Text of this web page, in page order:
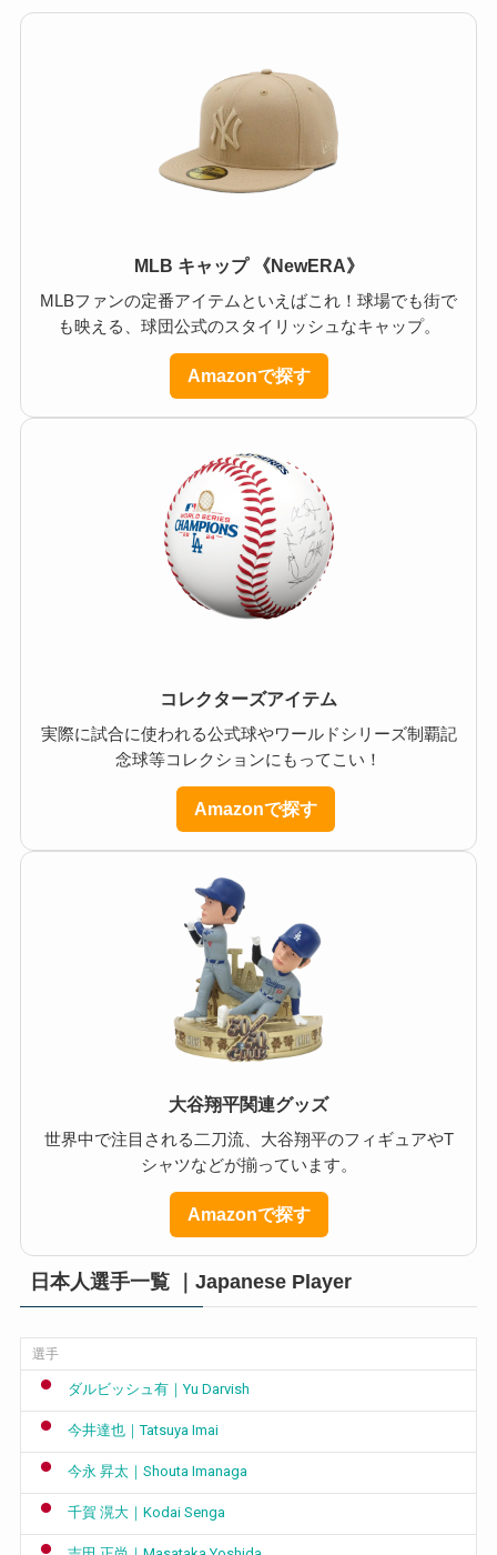
MLB キャップ 《NewERA》
MLBファンの定番アイテムといえばこれ！球場でも街で
も映える、球団公式のスタイリッシュなキャップ。
Amazonで探す
コレクターズアイテム
実際に試合に使われる公式球やワールドシリーズ制覇記
念球等コレクションにもってこい！
Amazonで探す
大谷翔平関連グッズ
世界中で注目される二刀流、大谷翔平のフィギュアやT
シャツなどが揃っています。
Amazonで探す
日本人選手一覧 ｜Japanese Player
選手
ダルビッシュ有｜Yu Darvish
今井達也｜Tatsuya Imai
今永 昇太｜Shouta Imanaga
千賀 滉大｜Kodai Senga